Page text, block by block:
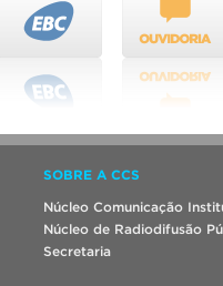
SOBRE A CCS
Núcleo Comunicação
Núcleo de Radiodifusão
Secretaria